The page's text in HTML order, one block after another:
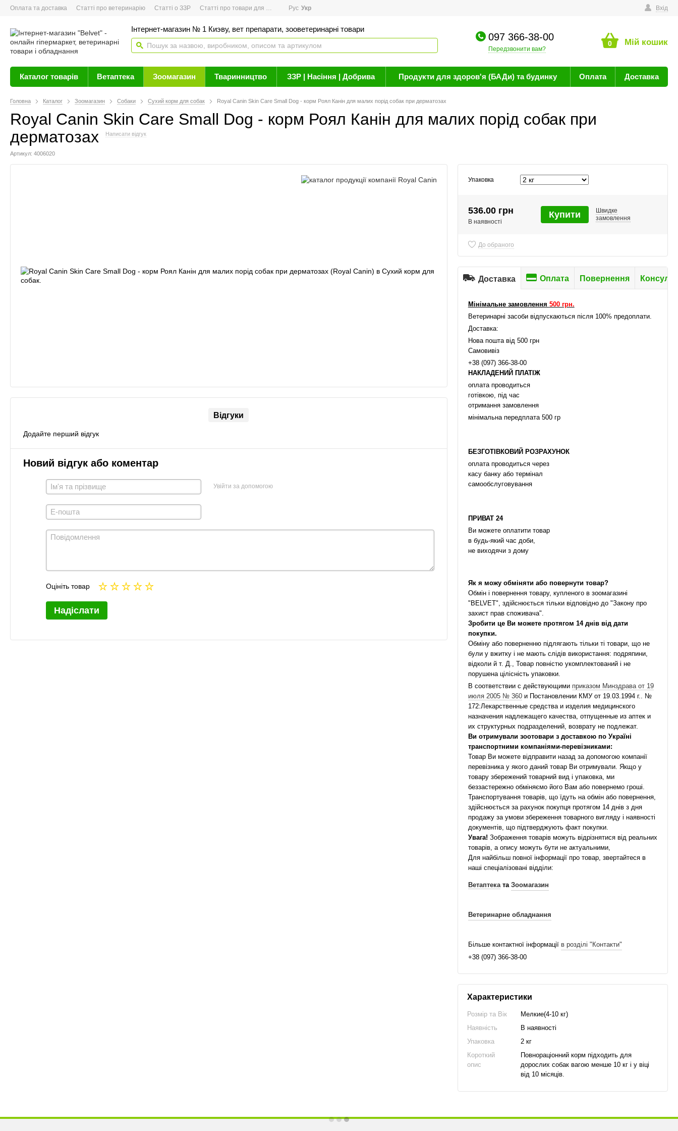
Оплата та доставка Статті про ветеринарію Статті о ЗЗР Статті про товари для здоров'я Новини Вхід
Рус Укр
Інтернет-магазин № 1 Киэву, вет препарати, зооветеринарні товари
097 366-38-00
Передзвонити вам?
0 Мій кошик
Каталог товарів Ветаптека Зоомагазин Тваринництво ЗЗР | Насіння | Добрива Продукти для здоров'я (БАДи) та будинку Оплата Доставка
Головна Каталог Зоомагазин Собаки Сухий корм для собак Royal Canin Skin Care Small Dog - корм Роял Канін для малих порід собак при дерматозах
Royal Canin Skin Care Small Dog - корм Роял Канін для малих порід собак при
дерматозах
Написати відгук
Артикул: 4006020
Відгуки
Додайте перший відгук
Новий відгук або коментар
Увійти за допомогою
Оцініть товар
Надіслати
Упаковка
536.00 грн
В наявності
Купити
Швидке
замовлення
До обраного
Доставка Оплата Повернення
Мінімальне замовлення 500 грн.
Ветеринарні засоби відпускаються після 100% предоплати.
Доставка:
Нова пошта від 500 грн
Самовивіз
+38 (097) 366-38-00
НАКЛАДЕНИЙ ПЛАТІЖ
оплата проводиться
готівкою, під час
отримання замовлення
мінімальна передплата 500 гр
БЕЗГОТІВКОВИЙ РОЗРАХУНОК
оплата проводиться через
касу банку або термінал
самообслуговування
ПРИВАТ 24
Ви можете оплатити товар
в будь-який час доби,
не виходячи з дому
Як я можу обміняти або повернути товар?
Обмін і повернення товару, купленого в зоомагазині
"BELVET", здійснюється тільки відповідно до "Закону про
захист прав споживача".
Зробити це Ви можете протягом 14 днів від дати
покупки.
Обміну або поверненню підлягають тільки ті товари, що не
були у вжитку і не мають слідів використання: подряпини,
відколи й т. Д., Товар повністю укомплектований і не
порушена цілісність упаковки.
В соответствии с действующими приказом Минздрава от 19
июля 2005 № 360и Постановлении КМУ от 19.03.1994 г.. №
172:Лекарственные средства и изделия медицинского
назначения надлежащего качества, отпущенные из аптек и
их структурных подразделений, возврату не подлежат.
Ви отримували зоотовари з доставкою по Україні
транспортними компаніями-перевізниками:
Товар Ви можете відправити назад за допомогою компанії
перевізника у якого даний товар Ви отримували. Якщо у
товару збережений товарний вид і упаковка, ми
беззастережно обміняємо його Вам або повернемо гроші.
Транспортування товарів, що їдуть на обмін або повернення,
здійснюється за рахунок покупця протягом 14 днів з дня
продажу за умови збереження товарного вигляду і наявності
документів, що підтверджують факт покупки.
Увага! Зображення товарів можуть відрізнятися від реальних
товарів, а опису можуть бути не актуальними,
Для найбільш повної інформації про товар, звертайтеся в
наші спеціалізовані відділи:
Ветаптеката Зоомагазин
Ветеринарне обладнання
Більше контактної інформації в розділі "Контакти"
+38 (097) 366-38-00
Характеристики
Розмір та Вік
Мелкие(4-10 кг)
Наявність
В наявності
Упаковка
2 кг
Короткий
опис
Повнораціонний корм підходить для
дорослих собак вагою менше 10 кг і у віці
від 10 місяців.